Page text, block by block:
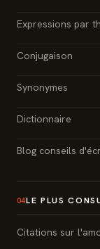
Expressions par
Conjugaison
Synonymes
Dictionnaire
Blog conseils
04LE PLUS
Citations sur